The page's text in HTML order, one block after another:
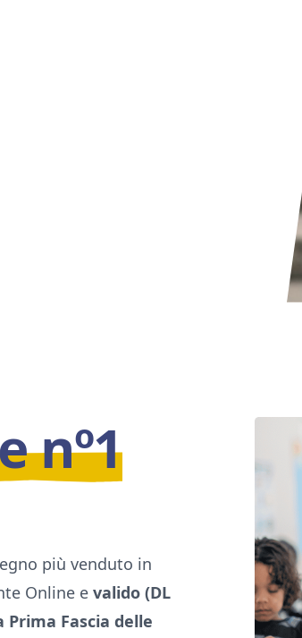
nº1
più venduto in
Online e valido (DL
Prima Fascia delle